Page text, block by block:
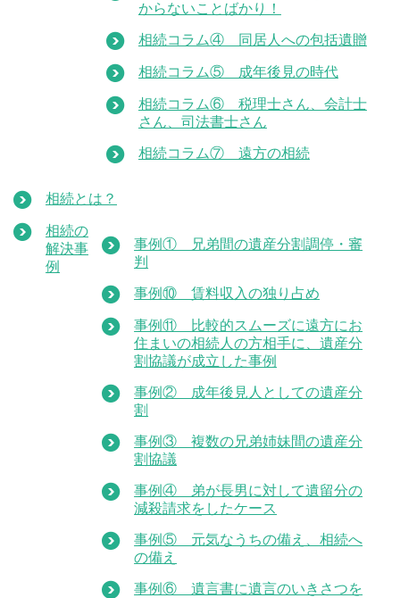
からないことばかり！
相続コラム④ 同居人への包括遺贈
相続コラム⑤ 成年後見の時代
相続コラム⑥ 税理士さん、会計士
さん、司法書士さん
相続コラム⑦ 遠方の相続
相続とは？
相続の
解決事
例
事例① 兄弟間の遺産分割調停・審
判
事例⑩ 賃料収入の独り占め
事例⑪ 比較的スムーズに遠方にお
住まいの相続人の方相手に、遺産分
割協議が成立した事例
事例② 成年後見人としての遺産分
割
事例③ 複数の兄弟姉妹間の遺産分
割協議
事例④ 弟が長男に対して遺留分の
減殺請求をしたケース
事例⑤ 元気なうちの備え、相続へ
の備え
事例⑥ 遺言書に遺言のいきさつを